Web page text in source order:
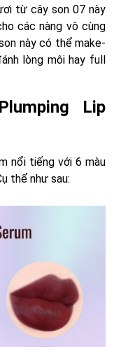
từ cây son 07 này
các nàng vô cùng
này có thể make-
lòng môi hay full
Lip
nổi tiếng với 6 màu
thể như sau: